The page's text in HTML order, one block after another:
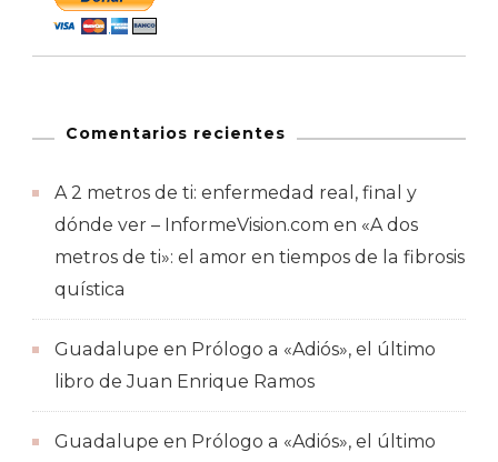
Comentarios recientes
A 2 metros de ti: enfermedad real, final y
dónde ver – InformeVision.com en «A dos
metros de ti»: el amor en tiempos de la fibrosis
quística
Guadalupe en Prólogo a «Adiós», el último
libro de Juan Enrique Ramos
Guadalupe en Prólogo a «Adiós», el último